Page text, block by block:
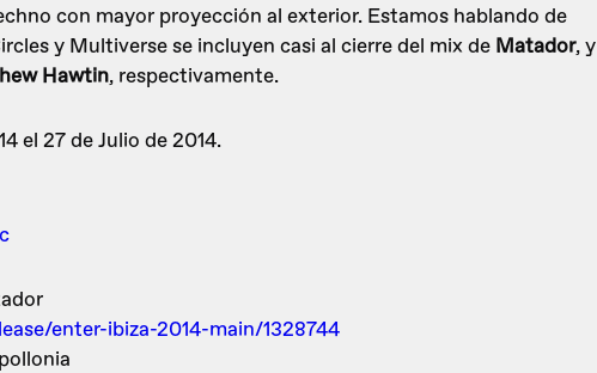
con mayor proyección al exterior. Estamos hablando de
y Multiverse se incluyen casi al cierre del mix de Matador, y
Hawtin, respectivamente.
el 27 de Julio de 2014.
enter-ibiza-2014-main/1328744